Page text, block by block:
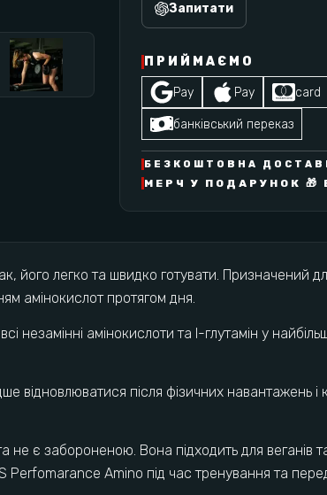
Запитати
ПРИЙМАЄМО
Pay Pay card
банківський переказ
БЕЗКОШТОВНА
МЕРЧ У ПОДАРУНОК 🎁
легко та швидко готувати. Призначений
амінокислот протягом дня.
незамінні амінокислоти та l-глутамін у
відновлюватися після фізичних навантажень і
є забороненою. Вона підходить для веганів
Perfomarance Amino під час тренування та